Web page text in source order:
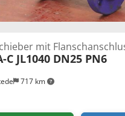
717 km
mit
C JL1040 DN25 PN6